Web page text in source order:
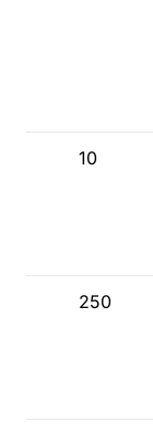
10
250